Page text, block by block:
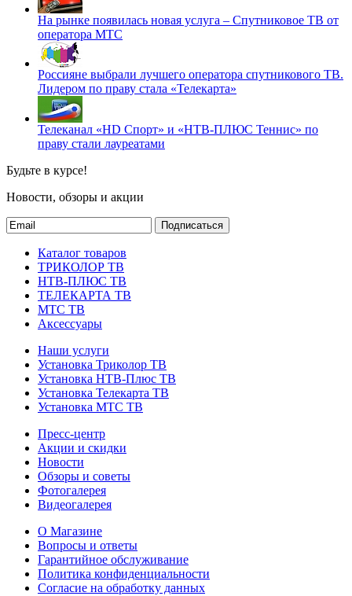
На рынке появилась новая услуга – Спутниковое ТВ от
оператора МТС
Россияне выбрали лучшего оператора спутникового ТВ.
Лидером по праву стала «Телекарта»
Телеканал «HD Спорт» и «НТВ-ПЛЮС Теннис» по
праву стали лауреатами
Будьте в курсе!
Новости, обзоры и акции
Подписаться
Каталог товаров
ТРИКОЛОР ТВ
НТВ-ПЛЮС ТВ
ТЕЛЕКАРТА ТВ
МТС ТВ
Аксессуары
Наши услуги
Установка Триколор ТВ
Установка НТВ-Плюс ТВ
Установка Телекарта ТВ
Установка МТС ТВ
Пресс-центр
Акции и скидки
Новости
Обзоры и советы
Фотогалерея
Видеогалерея
О Магазине
Вопросы и ответы
Гарантийное обслуживание
Политика конфиденциальности
Согласие на обработку данных